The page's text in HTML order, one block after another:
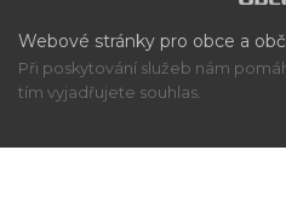
Webové stránky pro obce a
Při poskytování služeb nám
tím vyjadřujete souhlas.